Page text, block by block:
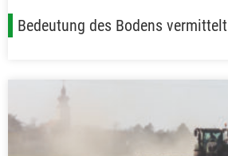
Bedeutung des Bodens vermittelt